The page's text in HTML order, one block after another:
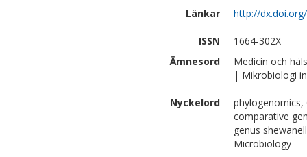
Länkar
http://
ISSN
1664-302X
Ämnesord
Medicin och
| Mikrobiologi
Nyckelord
phylogenomics,
comparative
genus
Microbiology